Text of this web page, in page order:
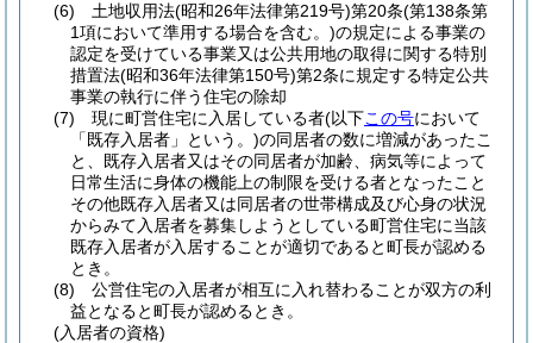
(6)
土地収用法(昭和26年法律第219号)第20条(第138条第
1項において準用する場合を含む。)の規定による事業の
認定を受けている事業又は公共用地の取得に関する特別
措置法(昭和36年法律第150号)第2条に規定する特定公共
事業の執行に伴う住宅の除却
(7)
現に町営住宅に入居している者(以下この号において
「既存入居者」という。)の同居者の数に増減があったこ
と、既存入居者又はその同居者が加齢、病気等によって
日常生活に身体の機能上の制限を受ける者となったこと
その他既存入居者又は同居者の世帯構成及び心身の状況
からみて入居者を募集しようとしている町営住宅に当該
既存入居者が入居することが適切であると町長が認める
とき。
(8)
公営住宅の入居者が相互に入れ替わることが双方の利
益となると町長が認めるとき。
(入居者の資格)